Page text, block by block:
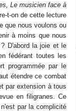
Le musicien face à
t-on de cette lecture
que nous voulons ou
à moins que nous
D'abord la joie et le
fédérant toutes les
programmée par le
étendre ce combat
par extension à tous
en filigranes. Ce
par la complicité